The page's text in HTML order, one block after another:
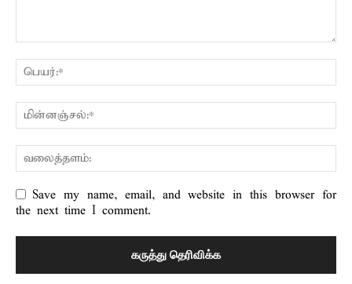
Save my name, email, and website in this browser for
the next time I comment.